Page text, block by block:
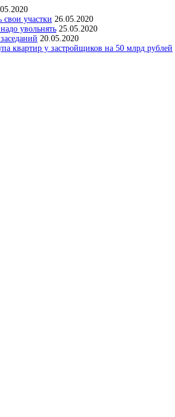
свои участки 26.05.2020
увольнять 25.05.2020
20.05.2020
квартир у застройщиков на 50 млрд рублей